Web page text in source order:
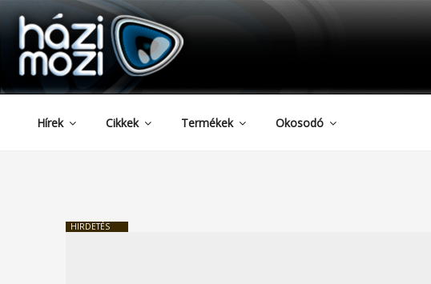
Tartalomhoz
HAZIMOZI
Hírek Cikkek Termékek Okosodó
HIRDETÉS